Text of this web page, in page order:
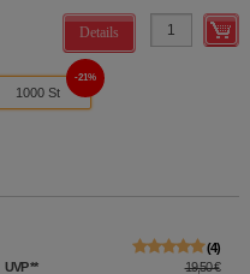
Details
1000 St
21%
4
UVP** 19,50 €